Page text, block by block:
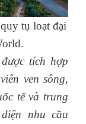
tụ loạt đại
tích hợp
ven sông,
tế và trung
nhu cầu